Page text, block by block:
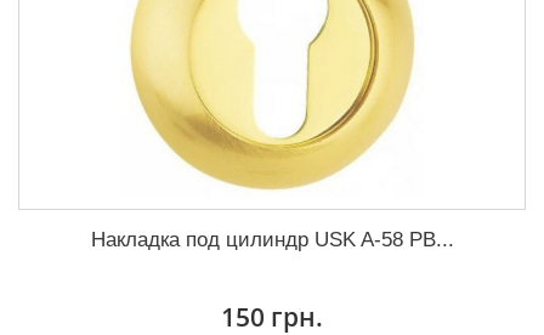
Накладка под цилиндр USK A-58 PB...
150 грн.